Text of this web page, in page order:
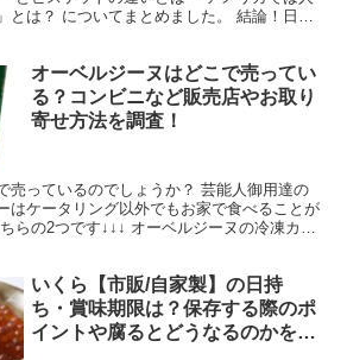
とは？ についてまとめました。 結論！日本
オーベルジーヌはどこで売ってい
る？コンビニなど販売店やお取り
寄せ方法を調査！
売っているのでしょうか？ 芸能人御用達の
はケータリング以外でもお家で食べることが
らの2つです↓↓↓ オーベルジーヌの冷凍カレ
いくら【市販/自家製】の日持
ち・賞味期限は？保存する際のポ
イントや腐るとどうなるのかを紹